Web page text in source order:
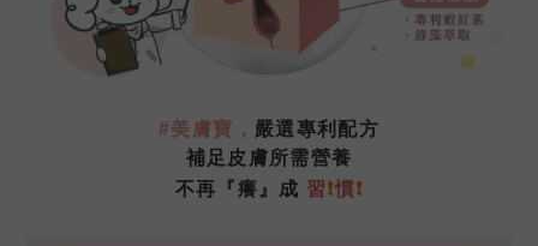
#美膚寶 ， 嚴選專利配方
補足皮膚所需營養
不再『癢』成 習❗慣❗